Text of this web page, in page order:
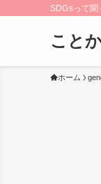
SDGsって聞
こと
ホーム